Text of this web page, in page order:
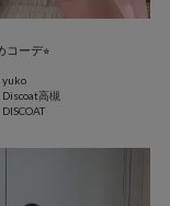
コーデ⭐︎
yuko
Discoat高槻
DISCOAT